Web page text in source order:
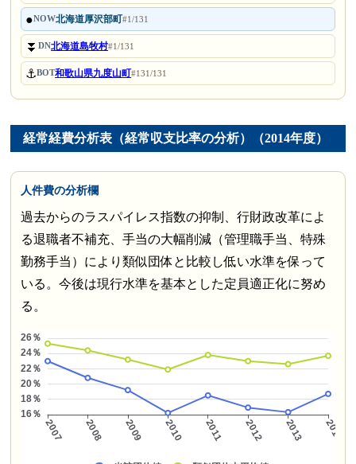
●NOW北海道厚沢部町#1/131
⏬DN北海道島牧村#1/131
⚓BOT和歌山県九度山町#131/131
経常経費分析表（経常収支比率の分析）（2014年度）
人件費の分析欄
過去からのラスパイレス指数の抑制、行財政改革によ
る退職者不補充、手当の大幅削減（管理職手当、特殊
勤務手当）により類似団体と比較し低い水準を保って
いる。今後は現行水準を基本とした定員適正化に努め
る。